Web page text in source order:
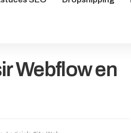
Webflow en